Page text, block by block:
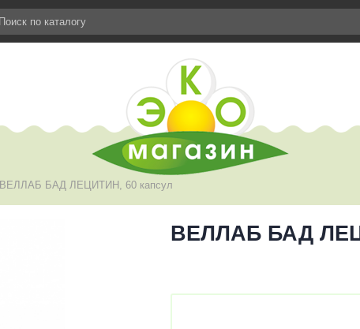
ВЕЛЛАБ БАД ЛЕЦИТИН, 60 капсул
ВЕЛЛАБ БАД